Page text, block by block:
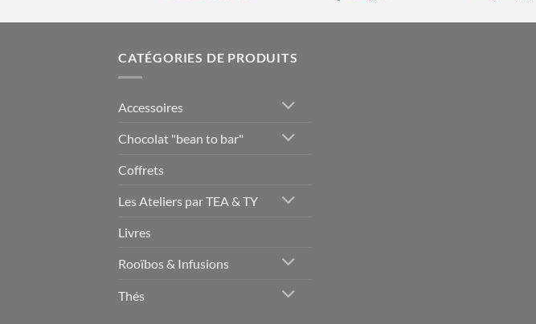
CATÉGORIES DE PRODUITS
Accessoires
Chocolat "bean to bar"
Coffrets
Les Ateliers par TEA & TY
Livres
Rooïbos & Infusions
Thés